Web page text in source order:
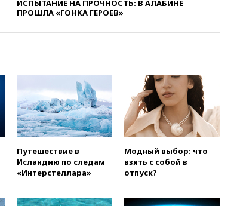
официальный визит в Сербию
вчера, 19:19Россиянка
горение на складе в Брянске
ликвидировано
вчера, 18:55Минобороны
отчиталось об ударах по двум
украинским сухогрузам в
вчера, 18:47Школьники из РФ
стали абсолютными
ИСПЫТАНИЕ НА ПРОЧНОСТЬ: В АЛАБИНЕ
ПРОШЛА «ГОНКА ГЕРОЕВ»
Путешествие в
Исландию по следам
«Интерстеллара»
Модный выбор: что
взять с собой в
отпуск?